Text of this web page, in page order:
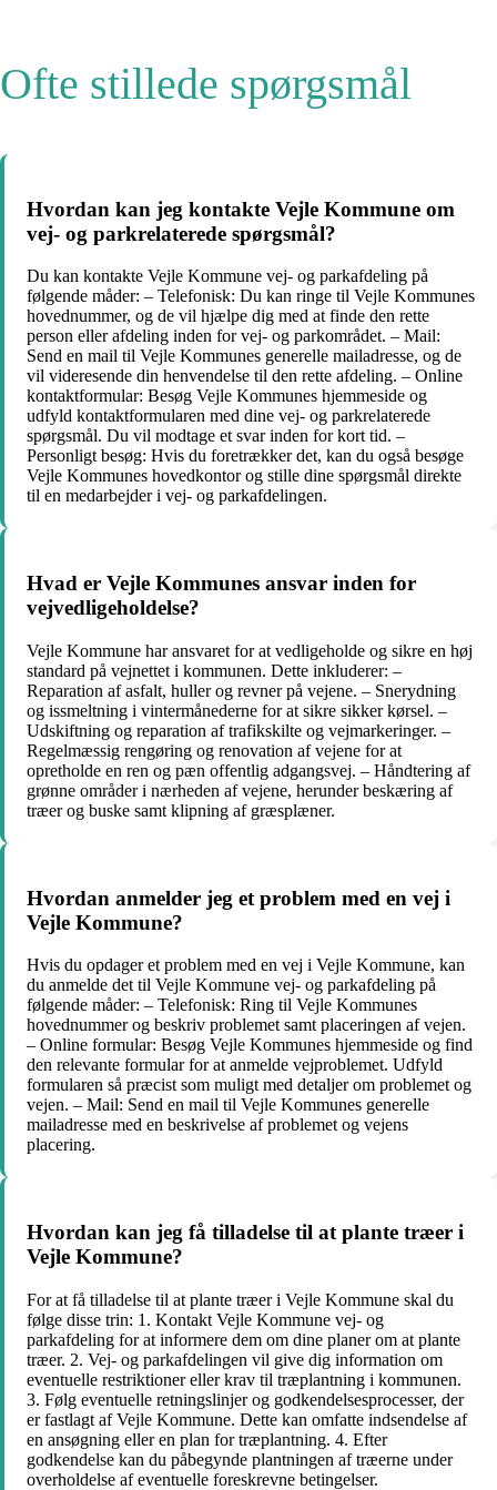
Ofte stillede spørgsmål
Hvordan kan jeg kontakte Vejle Kommune om
vej- og parkrelaterede spørgsmål?
Du kan kontakte Vejle Kommune vej- og parkafdeling på
følgende måder: – Telefonisk: Du kan ringe til Vejle Kommunes
hovednummer, og de vil hjælpe dig med at finde den rette
person eller afdeling inden for vej- og parkområdet. – Mail:
Send en mail til Vejle Kommunes generelle mailadresse, og de
vil videresende din henvendelse til den rette afdeling. – Online
kontaktformular: Besøg Vejle Kommunes hjemmeside og
udfyld kontaktformularen med dine vej- og parkrelaterede
spørgsmål. Du vil modtage et svar inden for kort tid. –
Personligt besøg: Hvis du foretrækker det, kan du også besøge
Vejle Kommunes hovedkontor og stille dine spørgsmål direkte
til en medarbejder i vej- og parkafdelingen.
Hvad er Vejle Kommunes ansvar inden for
vejvedligeholdelse?
Vejle Kommune har ansvaret for at vedligeholde og sikre en høj
standard på vejnettet i kommunen. Dette inkluderer: –
Reparation af asfalt, huller og revner på vejene. – Snerydning
og issmeltning i vintermånederne for at sikre sikker kørsel. –
Udskiftning og reparation af trafikskilte og vejmarkeringer. –
Regelmæssig rengøring og renovation af vejene for at
opretholde en ren og pæn offentlig adgangsvej. – Håndtering af
grønne områder i nærheden af vejene, herunder beskæring af
træer og buske samt klipning af græsplæner.
Hvordan anmelder jeg et problem med en vej i
Vejle Kommune?
Hvis du opdager et problem med en vej i Vejle Kommune, kan
du anmelde det til Vejle Kommune vej- og parkafdeling på
følgende måder: – Telefonisk: Ring til Vejle Kommunes
hovednummer og beskriv problemet samt placeringen af vejen.
– Online formular: Besøg Vejle Kommunes hjemmeside og find
den relevante formular for at anmelde vejproblemet. Udfyld
formularen så præcist som muligt med detaljer om problemet og
vejen. – Mail: Send en mail til Vejle Kommunes generelle
mailadresse med en beskrivelse af problemet og vejens
placering.
Hvordan kan jeg få tilladelse til at plante træer i
Vejle Kommune?
For at få tilladelse til at plante træer i Vejle Kommune skal du
følge disse trin: 1. Kontakt Vejle Kommune vej- og
parkafdeling for at informere dem om dine planer om at plante
træer. 2. Vej- og parkafdelingen vil give dig information om
eventuelle restriktioner eller krav til træplantning i kommunen.
3. Følg eventuelle retningslinjer og godkendelsesprocesser, der
er fastlagt af Vejle Kommune. Dette kan omfatte indsendelse af
en ansøgning eller en plan for træplantning. 4. Efter
godkendelse kan du påbegynde plantningen af træerne under
overholdelse af eventuelle foreskrevne betingelser.